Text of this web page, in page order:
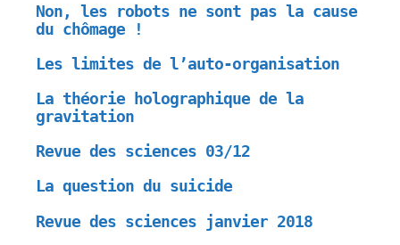
Non, les robots ne sont pas la cause
du chômage !
Les limites de l’auto-organisation
La théorie holographique de la
gravitation
Revue des sciences 03/12
La question du suicide
Revue des sciences janvier 2018